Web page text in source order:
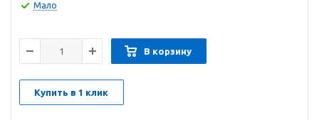
Мало
В корзину
Купить в 1 клик